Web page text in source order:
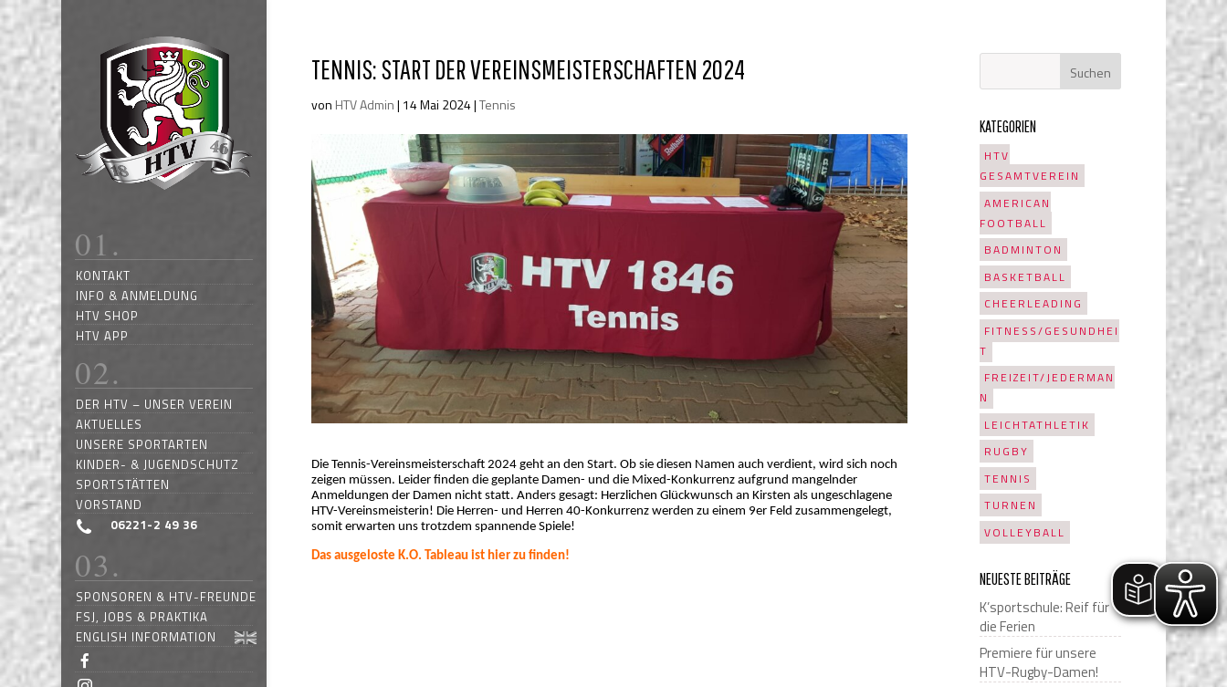
KONTAKT
INFO & ANMELDUNG
HTV SHOP
HTV APP
DER HTV – UNSER VEREIN
AKTUELLES
UNSERE SPORTARTEN
KINDER- & JUGENDSCHUTZ
SPORTSTÄTTEN
VORSTAND
06221-2 49 36
SPONSOREN & HTV-FREUNDE
FSJ, JOBS & PRAKTIKA
ENGLISH INFORMATION
TENNIS: START DER VEREINSMEISTERSCHAFTEN 2024
von HTV Admin| 14 Mai 2024|Tennis
Die Tennis-Vereinsmeisterschaft 2024 geht an den Start. Ob sie diesen Namen auch verdient, wird sich noch
zeigen müssen. Leider finden die geplante Damen- und die Mixed-Konkurrenz aufgrund mangelnder
Anmeldungen der Damen nicht statt. Anders gesagt: Herzlichen Glückwunsch an Kirsten als ungeschlagene
HTV-Vereinsmeisterin! Die Herren- und Herren 40-Konkurrenz werden zu einem 9er Feld zusammengelegt,
somit erwarten uns trotzdem spannende Spiele!
Das ausgeloste K.O. Tableau ist hier zu finden!
KATEGORIEN
HTV
GESAMTVEREIN
AMERICAN
FOOTBALL
BADMINTON
BASKETBALL
CHEERLEADING
FITNESS/GESUNDHEI
T
FREIZEIT/JEDERMAN
N
LEICHTATHLETIK
RUGBY
TENNIS
TURNEN
VOLLEYBALL
NEUESTE BEITRÄGE
K’sportschule: Reif für
die Ferien
Premiere für unsere
HTV-Rugby-Damen!